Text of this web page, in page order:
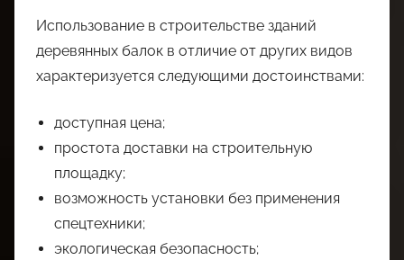
Использование в строительстве зданий
деревянных балок в отличие от других видов
характеризуется следующими достоинствами:
доступная цена;
простота доставки на строительную
площадку;
возможность установки без применения
спецтехники;
экологическая безопасность;